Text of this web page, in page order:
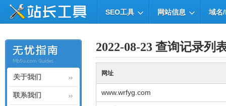
SEO工具 网站信息 域名
关于我们
联系我们
2022-08-23 查询记录列
网址
www.wrfyg.com